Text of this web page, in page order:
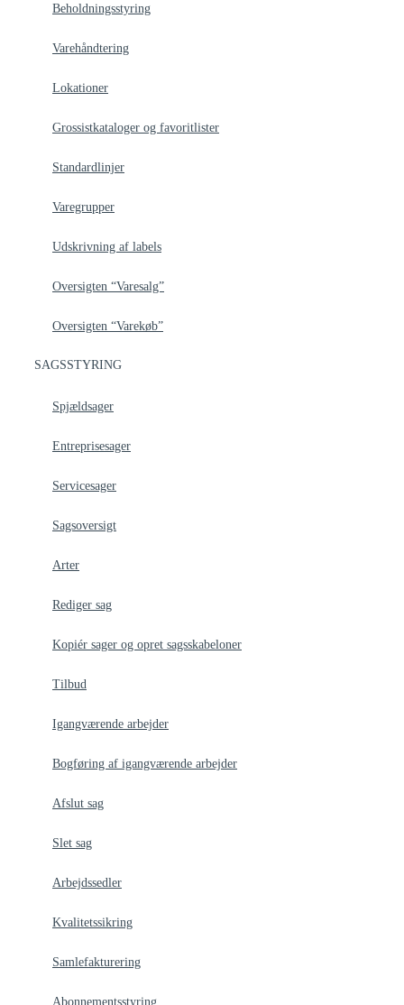
Beholdningsstyring
Varehåndtering
Lokationer
Grossistkataloger og favoritlister
Standardlinjer
Varegrupper
Udskrivning af labels
Oversigten “Varesalg”
Oversigten “Varekøb”
SAGSSTYRING
Spjældsager
Entreprisesager
Servicesager
Sagsoversigt
Arter
Rediger sag
Kopiér sager og opret sagsskabeloner
Tilbud
Igangværende arbejder
Bogføring af igangværende arbejder
Afslut sag
Slet sag
Arbejdssedler
Kvalitetssikring
Samlefakturering
Abonnementsstyring